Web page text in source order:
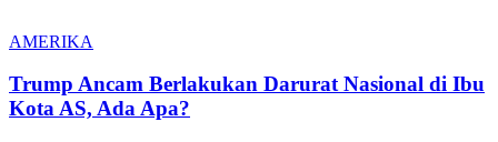
AMERIKA
Trump Ancam Berlakukan Darurat Nasional di Ibu
Kota AS, Ada Apa?